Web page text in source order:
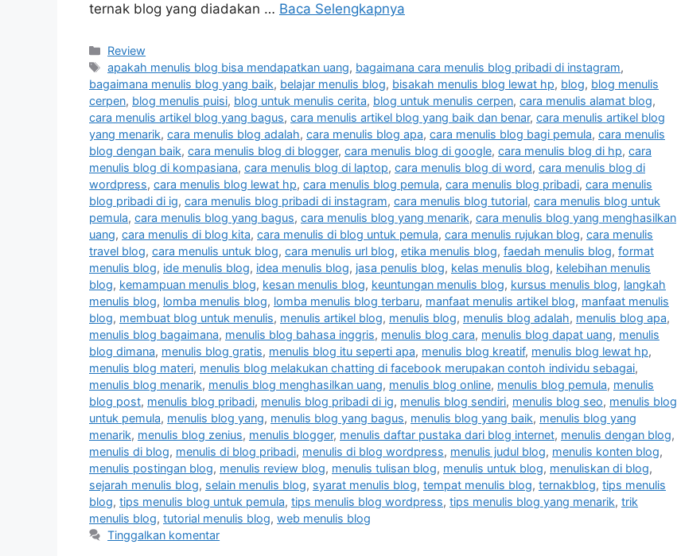
ternak blog yang diadakan … Baca Selengkapnya
Kategori
Review
Tag
apakah menulis blog bisa mendapatkan uang, bagaimana cara menulis blog pribadi di instagram,
bagaimana menulis blog yang baik, belajar menulis blog, bisakah menulis blog lewat hp, blog, blog menulis
cerpen, blog menulis puisi, blog untuk menulis cerita, blog untuk menulis cerpen, cara menulis alamat blog,
cara menulis artikel blog yang bagus, cara menulis artikel blog yang baik dan benar, cara menulis artikel blog
yang menarik, cara menulis blog adalah, cara menulis blog apa, cara menulis blog bagi pemula, cara menulis
blog dengan baik, cara menulis blog di blogger, cara menulis blog di google, cara menulis blog di hp, cara
menulis blog di kompasiana, cara menulis blog di laptop, cara menulis blog di word, cara menulis blog di
wordpress, cara menulis blog lewat hp, cara menulis blog pemula, cara menulis blog pribadi, cara menulis
blog pribadi di ig, cara menulis blog pribadi di instagram, cara menulis blog tutorial, cara menulis blog untuk
pemula, cara menulis blog yang bagus, cara menulis blog yang menarik, cara menulis blog yang menghasilkan
uang, cara menulis di blog kita, cara menulis di blog untuk pemula, cara menulis rujukan blog, cara menulis
travel blog, cara menulis untuk blog, cara menulis url blog, etika menulis blog, faedah menulis blog, format
menulis blog, ide menulis blog, idea menulis blog, jasa penulis blog, kelas menulis blog, kelebihan menulis
blog, kemampuan menulis blog, kesan menulis blog, keuntungan menulis blog, kursus menulis blog, langkah
menulis blog, lomba menulis blog, lomba menulis blog terbaru, manfaat menulis artikel blog, manfaat menulis
blog, membuat blog untuk menulis, menulis artikel blog, menulis blog, menulis blog adalah, menulis blog apa,
menulis blog bagaimana, menulis blog bahasa inggris, menulis blog cara, menulis blog dapat uang, menulis
blog dimana, menulis blog gratis, menulis blog itu seperti apa, menulis blog kreatif, menulis blog lewat hp,
menulis blog materi, menulis blog melakukan chatting di facebook merupakan contoh individu sebagai,
menulis blog menarik, menulis blog menghasilkan uang, menulis blog online, menulis blog pemula, menulis
blog post, menulis blog pribadi, menulis blog pribadi di ig, menulis blog sendiri, menulis blog seo, menulis blog
untuk pemula, menulis blog yang, menulis blog yang bagus, menulis blog yang baik, menulis blog yang
menarik, menulis blog zenius, menulis blogger, menulis daftar pustaka dari blog internet, menulis dengan blog,
menulis di blog, menulis di blog pribadi, menulis di blog wordpress, menulis judul blog, menulis konten blog,
menulis postingan blog, menulis review blog, menulis tulisan blog, menulis untuk blog, menuliskan di blog,
sejarah menulis blog, selain menulis blog, syarat menulis blog, tempat menulis blog, ternakblog, tips menulis
blog, tips menulis blog untuk pemula, tips menulis blog wordpress, tips menulis blog yang menarik, trik
menulis blog, tutorial menulis blog, web menulis blog
Tinggalkan komentar